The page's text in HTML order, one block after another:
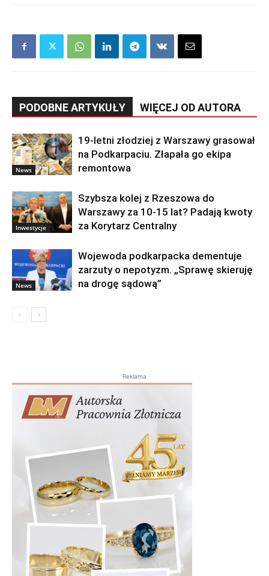
PODOBNE ARTYKUŁY WIĘCEJ OD AUTORA
News
19-letni złodziej z Warszawy grasował
na Podkarpaciu. Złapała go ekipa
remontowa
Inwestycje
Szybsza kolej z Rzeszowa do
Warszawy za 10-15 lat? Padają kwoty
za Korytarz Centralny
News
Wojewoda podkarpacka dementuje
zarzuty o nepotyzm. „Sprawę skieruję
na drogę sądową”
Reklama